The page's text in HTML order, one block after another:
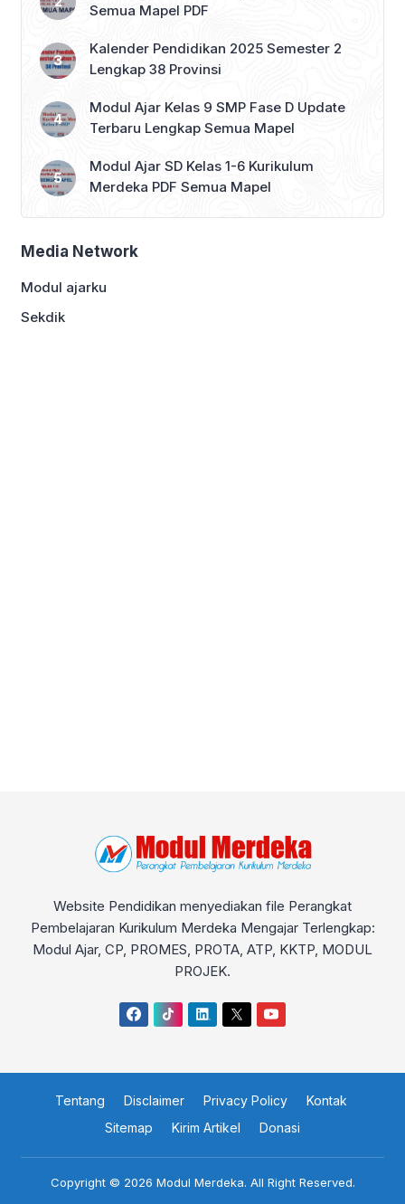
Semua Mapel PDF
Kalender Pendidikan 2025 Semester 2
Lengkap 38 Provinsi
Modul Ajar Kelas 9 SMP Fase D Update
Terbaru Lengkap Semua Mapel
Modul Ajar SD Kelas 1-6 Kurikulum
Merdeka PDF Semua Mapel
Media Network
Modul ajarku
Sekdik
Website Pendidikan menyediakan file Perangkat
Pembelajaran Kurikulum Merdeka Mengajar Terlengkap:
Modul Ajar, CP, PROMES, PROTA, ATP, KKTP, MODUL
PROJEK.
Tentang Disclaimer Privacy Policy
Kontak
Sitemap
Kirim Artikel Donasi
Copyright © 2026 Modul Merdeka. All Right Reserved.